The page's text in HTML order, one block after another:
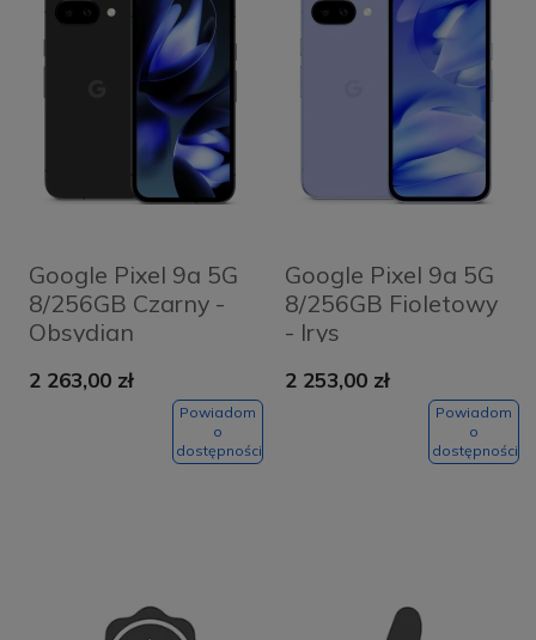
Google Pixel 9a 5G
8/256GB Czarny -
Obsydian
2 263,00 zł
Powiadom
o
dostępności
Google Pixel 9a 5G
8/256GB Fioletowy
- Irys
2 253,00 zł
Powiadom
o
dostępności